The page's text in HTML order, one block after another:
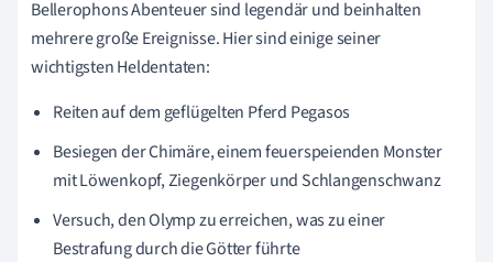
Bellerophons Abenteuer sind legendär und beinhalten
mehrere große Ereignisse. Hier sind einige seiner
wichtigsten Heldentaten:
Reiten auf dem geflügelten Pferd Pegasos
Besiegen der Chimäre, einem feuerspeienden Monster
mit Löwenkopf, Ziegenkörper und Schlangenschwanz
Versuch, den Olymp zu erreichen, was zu einer
Bestrafung durch die Götter führte